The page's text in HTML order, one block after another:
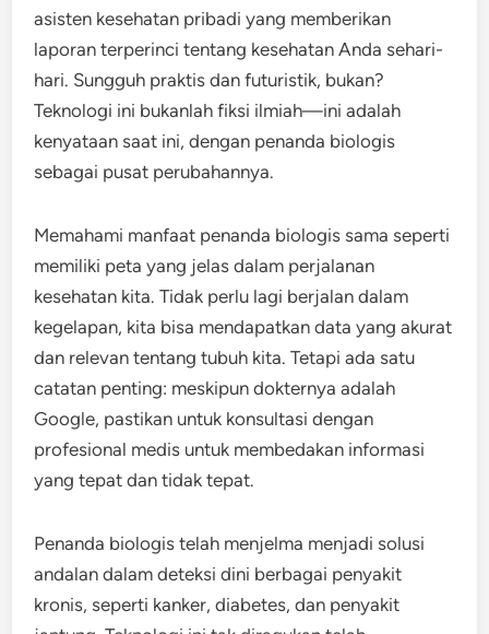
asisten kesehatan pribadi yang memberikan
laporan terperinci tentang kesehatan Anda sehari-
hari. Sungguh praktis dan futuristik, bukan?
Teknologi ini bukanlah fiksi ilmiah—ini adalah
kenyataan saat ini, dengan penanda biologis
sebagai pusat perubahannya.
Memahami manfaat penanda biologis sama seperti
memiliki peta yang jelas dalam perjalanan
kesehatan kita. Tidak perlu lagi berjalan dalam
kegelapan, kita bisa mendapatkan data yang akurat
dan relevan tentang tubuh kita. Tetapi ada satu
catatan penting: meskipun dokternya adalah
Google, pastikan untuk konsultasi dengan
profesional medis untuk membedakan informasi
yang tepat dan tidak tepat.
Penanda biologis telah menjelma menjadi solusi
andalan dalam deteksi dini berbagai penyakit
kronis, seperti kanker, diabetes, dan penyakit